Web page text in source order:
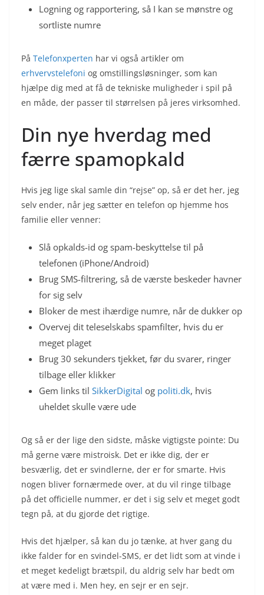
Logning og rapportering, så I kan se mønstre og
sortliste numre
På Telefonxperten har vi også artikler om
erhvervstelefoni og omstillingsløsninger, som kan
hjælpe dig med at få de tekniske muligheder i spil på
en måde, der passer til størrelsen på jeres virksomhed.
Din nye hverdag med
færre spamopkald
Hvis jeg lige skal samle din “rejse” op, så er det her, jeg
selv ender, når jeg sætter en telefon op hjemme hos
familie eller venner:
Slå opkalds-id og spam-beskyttelse til på
telefonen (iPhone/Android)
Brug SMS-filtrering, så de værste beskeder havner
for sig selv
Bloker de mest ihærdige numre, når de dukker op
Overvej dit teleselskabs spamfilter, hvis du er
meget plaget
Brug 30 sekunders tjekket, før du svarer, ringer
tilbage eller klikker
Gem links til SikkerDigital og politi.dk, hvis
uheldet skulle være ude
Og så er der lige den sidste, måske vigtigste pointe: Du
må gerne være mistroisk. Det er ikke dig, der er
besværlig, det er svindlerne, der er for smarte. Hvis
nogen bliver fornærmede over, at du vil ringe tilbage
på det officielle nummer, er det i sig selv et meget godt
tegn på, at du gjorde det rigtige.
Hvis det hjælper, så kan du jo tænke, at hver gang du
ikke falder for en svindel-SMS, er det lidt som at vinde i
et meget kedeligt brætspil, du aldrig selv har bedt om
at være med i. Men hey, en sejr er en sejr.